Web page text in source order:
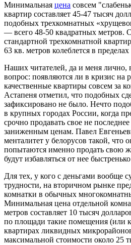
Минимальная цена совсем
квартир составляет 45-47 тысяч
подобных трехкомнатных
— всего 48-50 квадратных метров.
стандартной трехкомнатной
63 кв. метров колеблется в
Наших читателей, да и меня лично,
вопрос: появляются ли в кризис на
качественные квартиры совсем за
Астапеня отметил, что подобных
зафиксировано не было. Нечто
в крупных городах России, когда
срочно продавать свое не
заниженным ценам. Павел
менталитет у белорусов такой, что
попытаются именно продать свою
будут избавляться от нее
Для тех, у кого с деньгами вообще
трудности, на вторичном рынке
комнатки в обычных
Минимальная цена отдельной
метров составляет 10 тысяч
по площади такие помещения (или
квартирах ликвидных
максимальной стоимости около 25